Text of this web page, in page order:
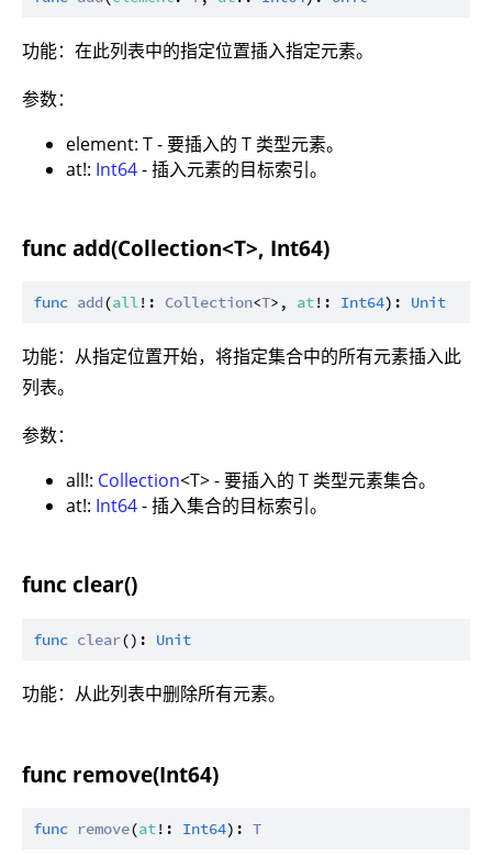
功能：在此列表中的指定位置插入指定元素。
参数：
element: T - 要插入的 T 类型元素。
at!: Int64- 插入元素的目标索引。
func add(Collection<T>, Int64)
func add(all!: Collection<T>, at!: Int64): Unit
功能：从指定位置开始，将指定集合中的所有元素插入此
列表。
参数：
all!: Collection<T> - 要插入的 T 类型元素集合。
at!: Int64- 插入集合的目标索引。
func clear()
func clear(): Unit
功能：从此列表中删除所有元素。
func remove(Int64)
func remove(at!: Int64): T